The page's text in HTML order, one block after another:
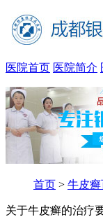
医院首页 医院简介
首页 > 牛皮
关于牛皮癣的治疗